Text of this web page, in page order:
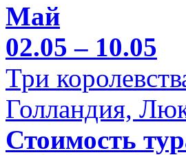
Май
02.05 – 10.05
Три
Голландия,
Стоимость